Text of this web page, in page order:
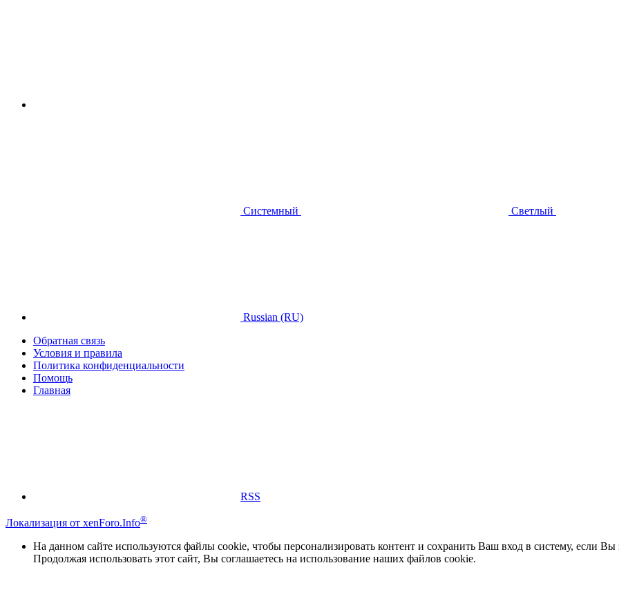
Системный Светлый
Russian (RU)
Обратная связь
Условия и правила
Политика конфиденциальности
Помощь
Главная
RSS
Локализация от xenForo.Info®
На данном сайте используются файлы cookie, чтобы персонализировать контент и сохранить Ваш вход в систему, если Вы
Продолжая использовать этот сайт, Вы соглашаетесь на использование наших файлов cookie.